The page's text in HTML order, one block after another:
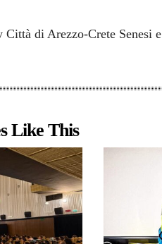
di Arezzo-Crete Senesi e
Like This